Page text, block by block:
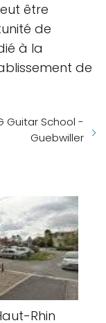
être
de
à la
de
Guitar School -
Guebwiller
Rhin